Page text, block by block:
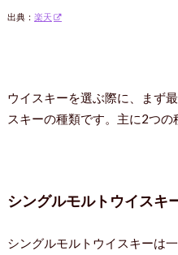
出典： 楽天
ウイスキーを選ぶ際に、まず
スキーの種類です。主に2つの
シングルモルトウイスキ
シングルモルトウイスキーは